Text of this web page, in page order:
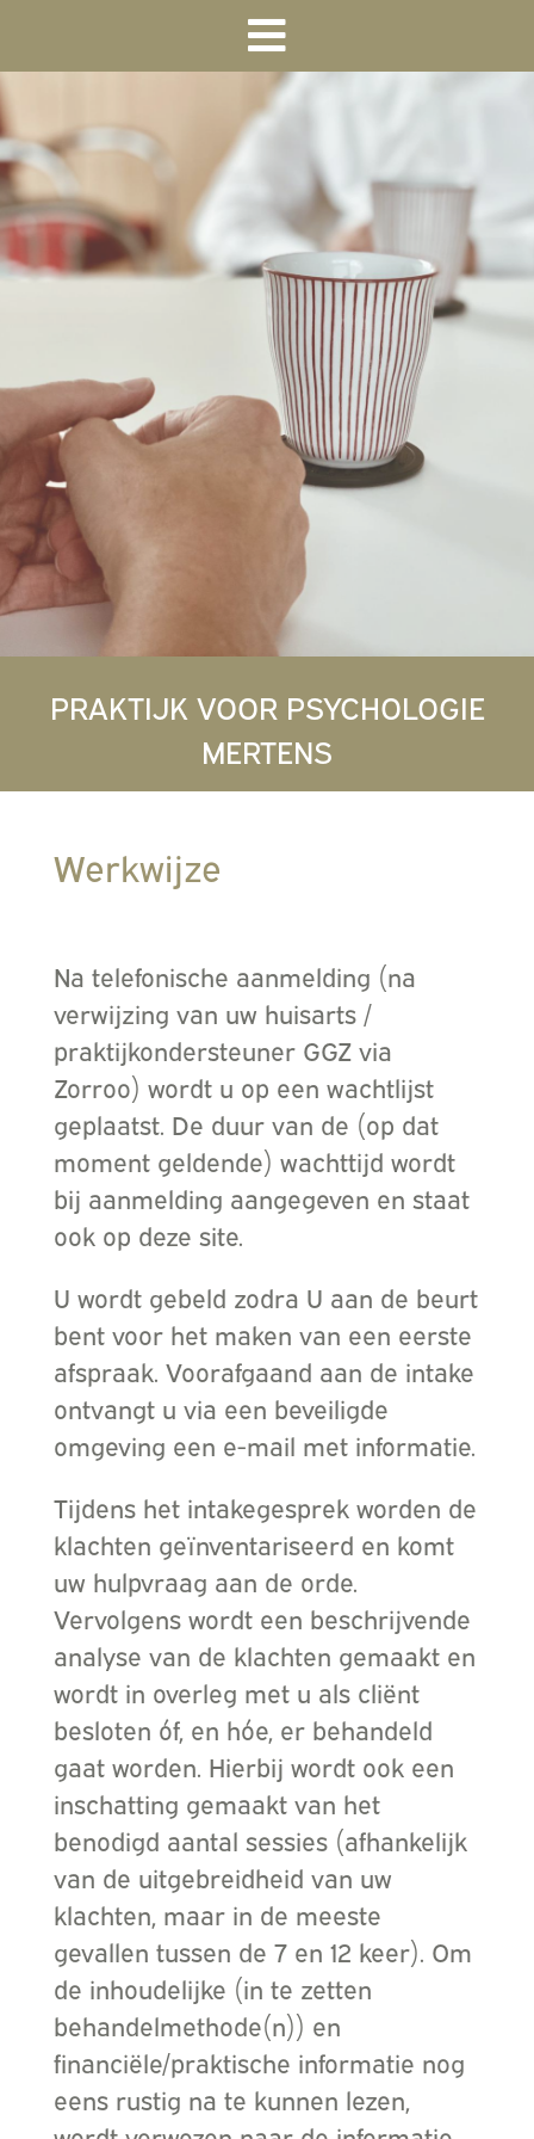
PRAKTIJK VOOR PSYCHOLOGIE
MERTENS
Werkwijze
Na telefonische aanmelding (na
verwijzing van uw huisarts /
praktijkondersteuner GGZ via
Zorroo) wordt u op een wachtlijst
geplaatst. De duur van de (op dat
moment geldende) wachttijd wordt
bij aanmelding aangegeven en staat
ook op deze site.
U wordt gebeld zodra U aan de beurt
bent voor het maken van een eerste
afspraak. Voorafgaand aan de intake
ontvangt u via een beveiligde
omgeving een e-mail met informatie.
Tijdens het intakegesprek worden de
klachten geïnventariseerd en komt
uw hulpvraag aan de orde.
Vervolgens wordt een beschrijvende
analyse van de klachten gemaakt en
wordt in overleg met u als cliënt
besloten óf, en hóe, er behandeld
gaat worden. Hierbij wordt ook een
inschatting gemaakt van het
benodigd aantal sessies (afhankelijk
van de uitgebreidheid van uw
klachten, maar in de meeste
gevallen tussen de 7 en 12 keer). Om
de inhoudelijke (in te zetten
behandelmethode(n)) en
financiële/praktische informatie nog
eens rustig na te kunnen lezen,